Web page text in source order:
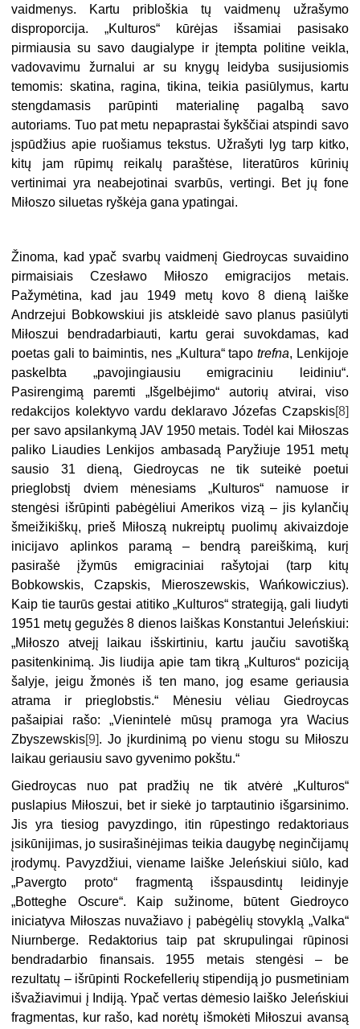
vaidmenys. Kartu pribloškia tų vaidmenų užrašymo
disproporcija. „Kulturos“ kūrėjas išsamiai pasisako
pirmiausia su savo daugialype ir įtempta politine veikla,
vadovavimu žurnalui ar su knygų leidyba susijusiomis
temomis: skatina, ragina, tikina, teikia pasiūlymus, kartu
stengdamasis parūpinti materialinę pagalbą savo
autoriams. Tuo pat metu nepaprastai šykščiai atspindi savo
įspūdžius apie ruošiamus tekstus. Užrašyti lyg tarp kitko,
kitų jam rūpimų reikalų paraštėse, literatūros kūrinių
vertinimai yra neabejotinai svarbūs, vertingi. Bet jų fone
Miłoszo siluetas ryškėja gana ypatingai.
Žinoma, kad ypač svarbų vaidmenį Giedroycas suvaidino
pirmaisiais Czesławo Miłoszo emigracijos metais.
Pažymėtina, kad jau 1949 metų kovo 8 dieną laiške
Andrzejui Bobkowskiui jis atskleidė savo planus pasiūlyti
Miłoszui bendradarbiauti, kartu gerai suvokdamas, kad
poetas gali to baimintis, nes „Kultura“ tapo trefna, Lenkijoje
paskelbta „pavojingiausiu emigraciniu leidiniu“.
Pasirengimą paremti „Išgelbėjimo“ autorių atvirai, viso
redakcijos kolektyvo vardu deklaravo Józefas Czapskis[8]
per savo apsilankymą JAV 1950 metais. Todėl kai Miłoszas
paliko Liaudies Lenkijos ambasadą Paryžiuje 1951 metų
sausio 31 dieną, Giedroycas ne tik suteikė poetui
prieglobstį dviem mėnesiams „Kulturos“ namuose ir
stengėsi išrūpinti pabėgėliui Amerikos vizą – jis kylančių
šmeižikiškų, prieš Miłoszą nukreiptų puolimų akivaizdoje
inicijavo aplinkos paramą – bendrą pareiškimą, kurį
pasirašė įžymūs emigraciniai rašytojai (tarp kitų
Bobkowskis, Czapskis, Mieroszewskis, Wańkowiczius).
Kaip tie taurūs gestai atitiko „Kulturos“ strategiją, gali liudyti
1951 metų gegužės 8 dienos laiškas Konstantui Jeleńskiui:
„Miłoszo atvejį laikau išskirtiniu, kartu jaučiu savotišką
pasitenkinimą. Jis liudija apie tam tikrą „Kulturos“ poziciją
šalyje, jeigu žmonės iš ten mano, jog esame geriausia
atrama ir prieglobstis.“ Mėnesiu vėliau Giedroycas
pašaipiai rašo: „Vienintelė mūsų pramoga yra Wacius
Zbyszewskis[9]. Jo įkurdinimą po vienu stogu su Miłoszu
laikau geriausiu savo gyvenimo pokštu.“
Giedroycas nuo pat pradžių ne tik atvėrė „Kulturos“
puslapius Miłoszui, bet ir siekė jo tarptautinio išgarsinimo.
Jis yra tiesiog pavyzdingo, itin rūpestingo redaktoriaus
įsikūnijimas, jo susirašinėjimas teikia daugybę neginčijamų
įrodymų. Pavyzdžiui, viename laiške Jeleńskiui siūlo, kad
„Pavergto proto“ fragmentą išspausdintų leidinyje
„Botteghe Oscure“. Kaip sužinome, būtent Giedroyco
iniciatyva Miłoszas nuvažiavo į pabėgėlių stovyklą „Valka“
Niurnberge. Redaktorius taip pat skrupulingai rūpinosi
bendradarbio finansais. 1955 metais stengėsi – be
rezultatų – išrūpinti Rockefellerių stipendiją jo pusmetiniam
išvažiavimui į Indiją. Ypač vertas dėmesio laiško Jeleńskiui
fragmentas, kur rašo, kad norėtų išmokėti Miłoszui avansą